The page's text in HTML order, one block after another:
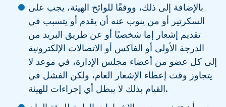
بالإضافة إلى ذلك، ووفقًا للوائح الهيئة، يجب على
السكرتير أو من ينوب عنه أن يقدم أو يتسبب في
تقديم إشعار إما شخصيًا أو عن طريق البريد من
الدرجة الأولى أو الفاكس أو الاتصالات الإلكترونية
إلى كل عضو من أعضاء مجلس الإدارة، في موعد لا
يتجاوز وقت إعطاء الإشعار العام، ولكن الفشل في
القيام بذلك لا يبطل أي إجراءات للهيئة.